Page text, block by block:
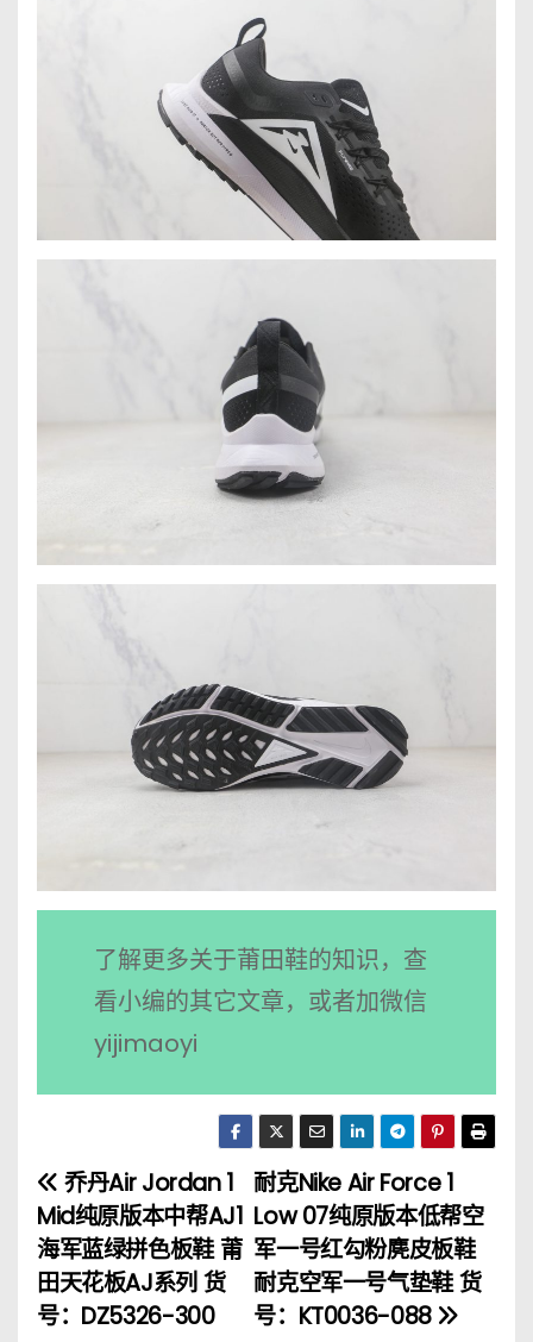
了解更多关于莆田鞋的知识，查
看小编的其它文章，或者加微信
yijimaoyi
文
章
导
耐克Nike Air Force 1
Low 07纯原版本低帮空
军一号红勾粉麂皮板鞋
耐克空军一号气垫鞋 货
号：KT0036-088
乔丹Air Jordan 1
Mid纯原版本中帮AJ1
海军蓝绿拼色板鞋 莆
田天花板AJ系列 货
号：DZ5326-300